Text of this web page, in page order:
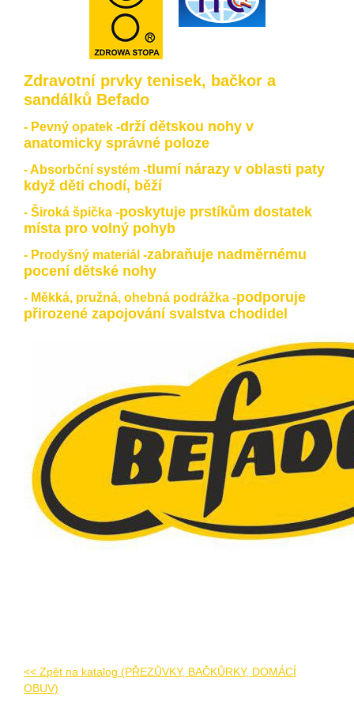
Zdravotní prvky tenisek, bačkor a
sandálků Befado
- Pevný opatek -drží dětskou nohy v
anatomicky správné poloze
- Absorbční systém -tlumí nárazy v oblasti paty
když děti chodí, běží
- Široká špička -poskytuje prstíkům dostatek
místa pro volný pohyb
- Prodyšný materiál -zabraňuje nadměrnému
pocení dětské nohy
- Měkká, pružná, ohebná podrážka -podporuje
přirozené zapojování svalstva chodidel
<< Zpět na katalog (PŘEZŮVKY, BAČKŮRKY, DOMÁCÍ
OBUV)